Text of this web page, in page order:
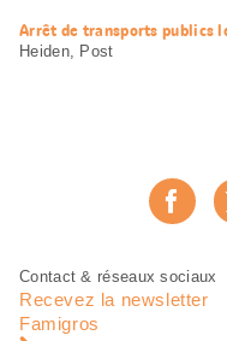
Arrêt de transports publics
Heiden, Post
Pied
page
Navigation
pied
Contact & réseaux sociaux
Recevez la newsletter
Famigros